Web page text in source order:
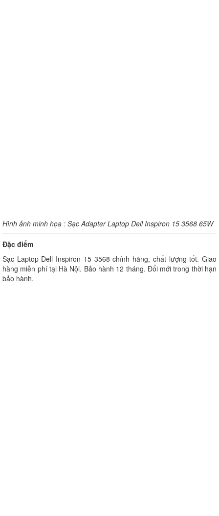
Hình ảnh minh họa : Sạc Adapter Laptop Dell Inspiron 15 3568 65W
Đặc điểm
Sạc Laptop Dell Inspiron 15 3568 chính hãng, chất lượng tốt. Giao
hàng miễn phí tại Hà Nội. Bảo hành 12 tháng. Đổi mới trong thời hạn
bảo hành.